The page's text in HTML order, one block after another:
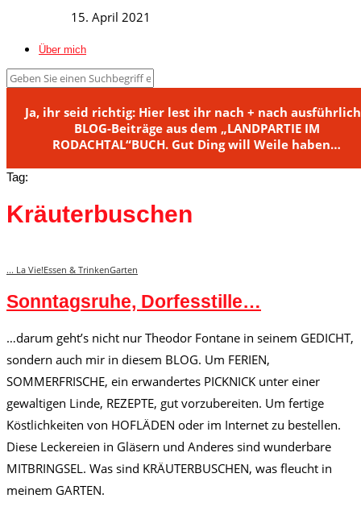
15. April 2021
Über mich
Ja, ihr seid richtig: Hier lest ihr nach + nach
BLOG-Beiträge aus dem „LANDPARTIE IM
RODACHTAL“BUCH. Gut Ding will Weile haben…
Tag:
Kräuterbuschen
... La Vie!Essen & TrinkenGarten
Sonntagsruhe, Dorfesstille…
…darum geht’s nicht nur Theodor Fontane in seinem GEDICHT,
sondern auch mir in diesem BLOG. Um FERIEN,
SOMMERFRISCHE, ein erwandertes PICKNICK unter einer
gewaltigen Linde, REZEPTE, gut vorzubereiten. Um fertige
Köstlichkeiten von HOFLÄDEN oder im Internet zu bestellen.
Diese Leckereien in Gläsern und Anderes sind wunderbare
MITBRINGSEL. Was sind KRÄUTERBUSCHEN, was fleucht in
meinem GARTEN.